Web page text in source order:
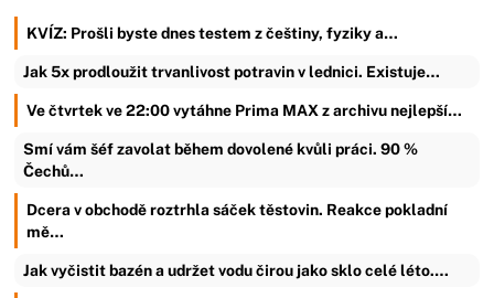
KVÍZ: Prošli byste dnes testem z češtiny, fyziky a…
Jak 5x prodloužit trvanlivost potravin v lednici. Existuje…
Ve čtvrtek ve 22:00 vytáhne Prima MAX z archivu nejlepší…
Smí vám šéf zavolat během dovolené kvůli práci. 90 %
Čechů…
Dcera v obchodě roztrhla sáček těstovin. Reakce pokladní
mě…
Jak vyčistit bazén a udržet vodu čirou jako sklo celé léto.…